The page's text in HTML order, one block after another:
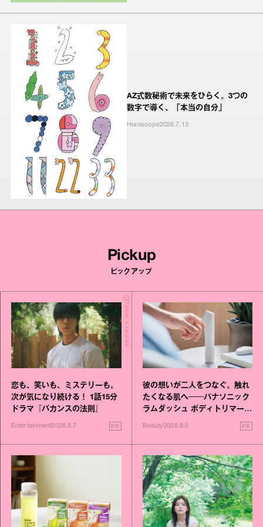
AZ式数秘術で未来をひらく。3つの
数字で導く、「本当の自分」
Horoscope2026.7.13
Pickup
ピックアップ
Today's Update
恋も、笑いも、ミステリーも。
次が気になり続ける！ 1話15分
ドラマ『バカンスの法則』
Entertainment2026.8.7 PR
彼の想いが二人をつなぐ。触れ
たくなる肌へ──パナソニック
ラムダッシュ ボディトリマーが
Beauty2026.8.5 PR